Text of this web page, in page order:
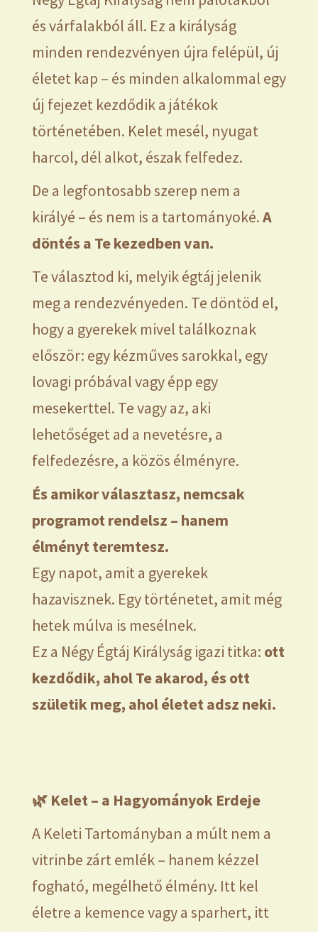
és várfalakból áll. Ez a királyság
minden rendezvényen újra felépül, új
életet kap – és minden alkalommal egy
új fejezet kezdődik a játékok
történetében. Kelet mesél, nyugat
harcol, dél alkot, észak felfedez.
De a legfontosabb szerep nem a
királyé – és nem is a tartományoké.A
döntés a Te kezedben van.
Te választod ki, melyik égtáj jelenik
meg a rendezvényeden. Te döntöd el,
hogy a gyerekek mivel találkoznak
először: egy kézműves sarokkal, egy
lovagi próbával vagy épp egy
mesekerttel. Te vagy az, aki
lehetőséget ad a nevetésre, a
felfedezésre, a közös élményre.
És amikor választasz, nemcsak
programot rendelsz – hanem
élményt teremtesz.
Egy napot, amit a gyerekek
hazavisznek. Egy történetet, amit még
hetek múlva is mesélnek.
Ez a Négy Égtáj Királyság igazi titka: ott
kezdődik, ahol Te akarod, és ott
születik meg, ahol életet adsz neki.
🌿Kelet – a Hagyományok Erdeje
A Keleti Tartományban a múlt nem a
vitrinbe zárt emlék – hanem kézzel
fogható, megélhető élmény. Itt kel
életre a kemence vagy a sparhert, itt